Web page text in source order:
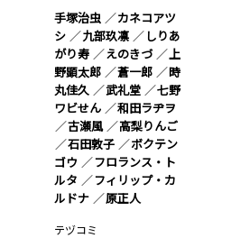
手塚治虫
カネコアツ
シ
九部玖凛
しりあ
がり寿
えのきづ
上
野顕太郎
蒼一郎
時
丸佳久
武礼堂
七野
ワビせん
和田ラヂヲ
古瀬風
高梨りんご
石田敦子
ボクテン
ゴウ
フロランス・ト
ルタ
フィリップ・カ
ルドナ
原正人
テヅコミ